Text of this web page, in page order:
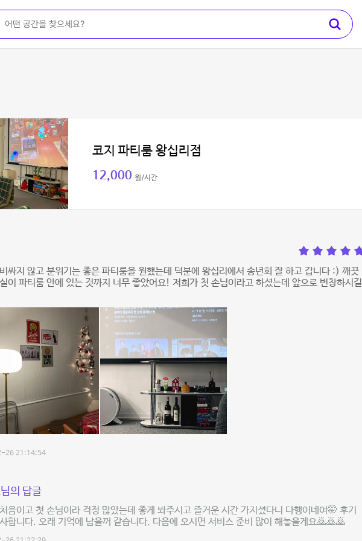
코지 파티룸 왕십리점
12,000 원/시간
싸지 않고 분위기는 좋은 파티룸을 원했는데 덕분에 왕십리에서 송년회 잘 하고 갑니다 :) 깨끗
이 파티룸 안에 있는 것까지 너무 좋았어요! 저희가 첫 손님이라고 하셨는데 앞으로 번창하시길
26 21:14:54
의 답글
음이고 첫 손님이라 걱정 많았는데 좋게 봐주시고 즐거운 시간 가지셨다니 다행이네여🤭 후기
합니다. 오래 기억에 남을꺼 같습니다. 다음에 오시면 서비스 준비 많이 해놓을게요🙇🙇🙇